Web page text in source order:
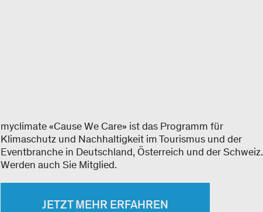
myclimate «Cause We Care» ist das Programm für
Klimaschutz und Nachhaltigkeit im Tourismus und der
Eventbranche in Deutschland, Österreich und der Schweiz.
Werden auch Sie Mitglied.
JETZT MEHR ERFAHREN